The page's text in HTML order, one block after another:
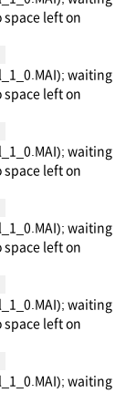
space left on
waiting
space left on
waiting
space left on
waiting
space left on
waiting
space left on
waiting